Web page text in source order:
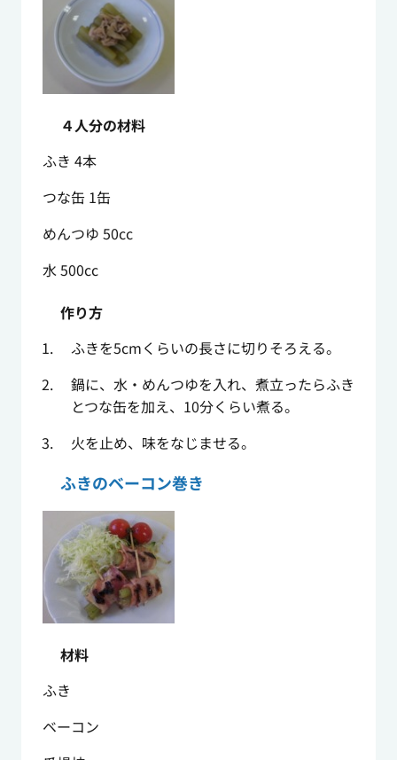
４人分の材料
ふき 4本
つな缶 1缶
めんつゆ 50cc
水 500cc
作り方
ふきを5cmくらいの長さに切りそろえる。
鍋に、水・めんつゆを入れ、煮立ったらふき
とつな缶を加え、10分くらい煮る。
火を止め、味をなじませる。
ふきのベーコン巻き
材料
ふき
ベーコン